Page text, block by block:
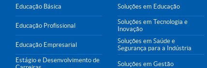
Educação Básica
Educação Profissional
Educação Empresarial
Estágio e Desenvolvimento de
Soluções em Educação
Soluções em Tecnologia e
Inovação
Soluções em Saúde e
Segurança para a Indústria
Soluções em Gestão